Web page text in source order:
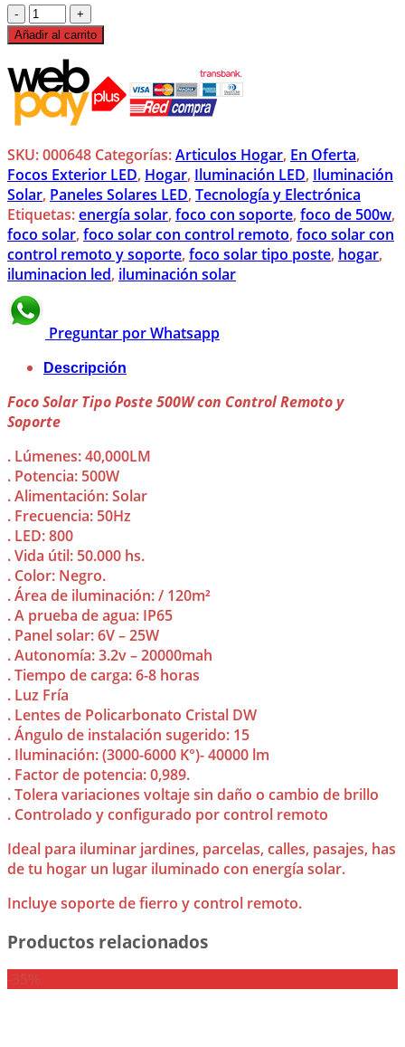
original
era:
$40.990.
Foco
Solar
Poste
500W
con
Control
Remoto
y
Soporte
cantidad
Añadir al carrito
SKU:000648 Categorías:Articulos Hogar, En Oferta,
Focos Exterior LED, Hogar, Iluminación LED, Iluminación
Solar, Paneles Solares LED, Tecnología y Electrónica
Etiquetas:energía solar, foco con soporte, foco de 500w,
foco solar, foco solar con control remoto, foco solar con
control remoto y soporte, foco solar tipo poste, hogar,
iluminacion led, iluminación solar
Preguntar por Whatsapp
Descripción
Foco Solar Tipo Poste 500W con Control Remoto y
Soporte
. Lúmenes: 40,000LM
. Potencia: 500W
. Alimentación: Solar
. Frecuencia: 50Hz
. LED: 800
. Vida útil: 50.000 hs.
. Color: Negro.
. Área de iluminación: / 120m²
. A prueba de agua: IP65
. Panel solar: 6V – 25W
. Autonomía: 3.2v – 20000mah
. Tiempo de carga: 6-8 horas
. Luz Fría
. Lentes de Policarbonato Cristal DW
. Ángulo de instalación sugerido: 15
. Iluminación: (3000-6000 K°)- 40000 lm
. Factor de potencia: 0,989.
. Tolera variaciones voltaje sin daño o cambio de brillo
. Controlado y configurado por control remoto
Ideal para iluminar jardines, parcelas, calles, pasajes, has
de tu hogar un lugar iluminado con energía solar.
Incluye soporte de fierro y control remoto.
Productos relacionados